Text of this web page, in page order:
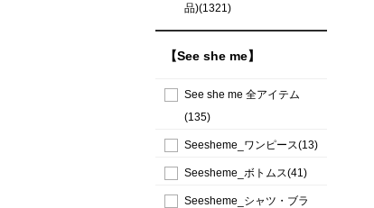
品)(1321)
【See she me】
See she me 全アイテム
(135)
Seesheme_ワンピース(13)
Seesheme_ボトムス(41)
Seesheme_シャツ・ブラ